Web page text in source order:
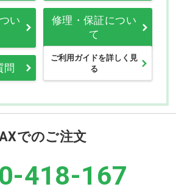
い
修理・保証につい
て
問
ご利用ガイドを詳しく見
る
でのご注文
418-167